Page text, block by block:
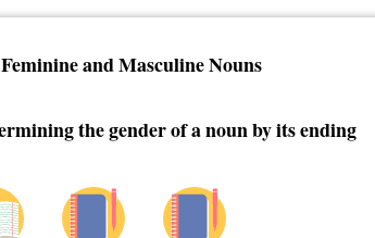
Feminine and Masculine Nouns
the gender of a noun by its ending